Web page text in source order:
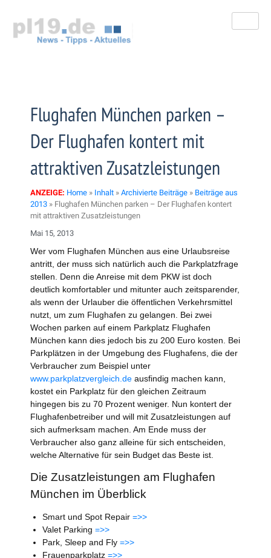
springen
Flughafen München parken –
Der Flughafen kontert mit
attraktiven Zusatzleistungen
ANZEIGE: Home » Inhalt » Archivierte Beiträge » Beiträge aus
2013 » Flughafen München parken – Der Flughafen kontert
mit attraktiven Zusatzleistungen
Mai 15, 2013
Wer vom Flughafen München aus eine Urlaubsreise
antritt, der muss sich natürlich auch die Parkplatzfrage
stellen. Denn die Anreise mit dem PKW ist doch
deutlich komfortabler und mitunter auch zeitsparender,
als wenn der Urlauber die öffentlichen Verkehrsmittel
nutzt, um zum Flughafen zu gelangen. Bei zwei
Wochen parken auf einem Parkplatz Flughafen
München kann dies jedoch bis zu 200 Euro kosten. Bei
Parkplätzen in der Umgebung des Flughafens, die der
Verbraucher zum Beispiel unter
www.parkplatzvergleich.de ausfindig machen kann,
kostet ein Parkplatz für den gleichen Zeitraum
hingegen bis zu 70 Prozent weniger. Nun kontert der
Flughafenbetreiber und will mit Zusatzleistungen auf
sich aufmerksam machen. Am Ende muss der
Verbraucher also ganz alleine für sich entscheiden,
welche Alternative für sein Budget das Beste ist.
Die Zusatzleistungen am Flughafen
München im Überblick
Smart und Spot Repair =>>
Valet Parking =>>
Park, Sleep and Fly =>>
Frauenparkplatz =>>